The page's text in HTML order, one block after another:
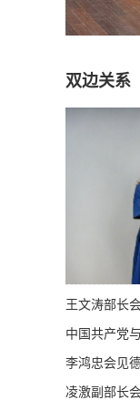
双边关系
王文涛部长
中国共产党
李鸿忠会见
凌激副部长